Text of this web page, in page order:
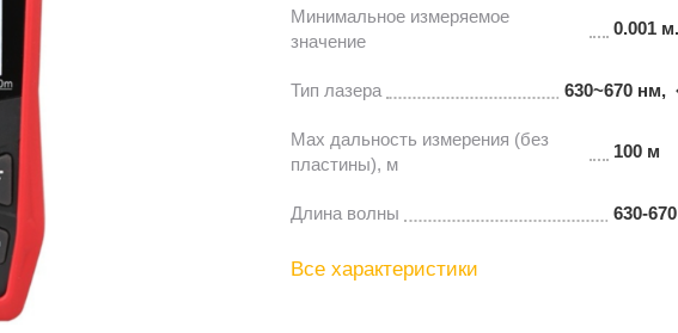
Минимальное измеряемое
значение
0.001 м.
Тип лазера 630~670 нм,
Мах дальность измерения (без
пластины), м
100 м
Длина волны 630-
Все характеристики